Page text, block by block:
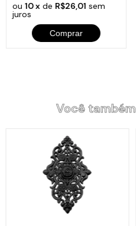
ou 10 xde R$26,01 sem
juros
Comprar
Você também